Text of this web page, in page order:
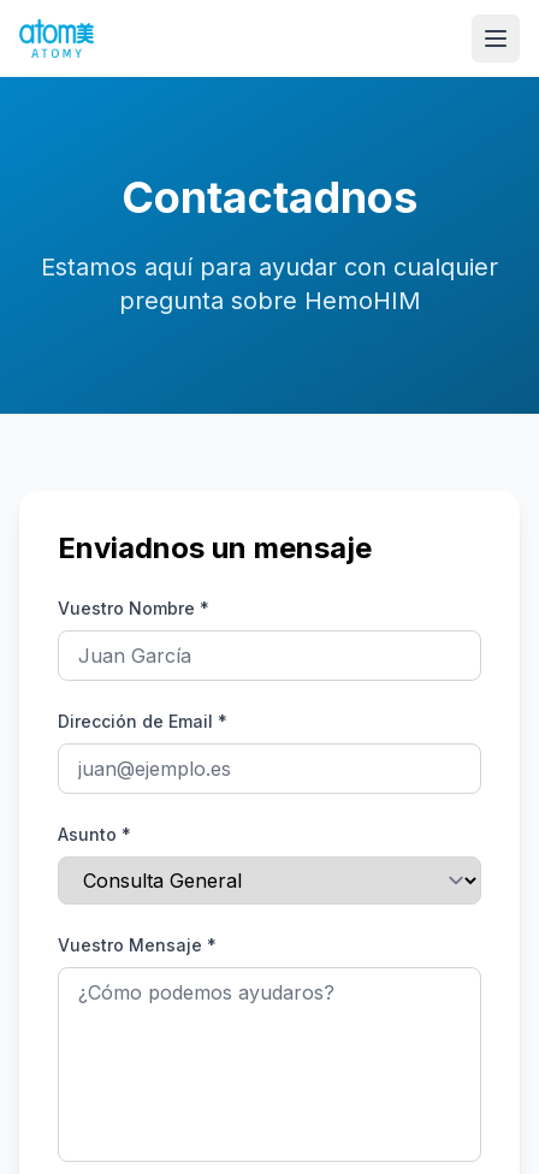
Contactadnos
Estamos aquí para ayudar con cualquier
pregunta sobre HemoHIM
Enviadnos un mensaje
Vuestro Nombre *
Dirección de Email *
Asunto *
Vuestro Mensaje *